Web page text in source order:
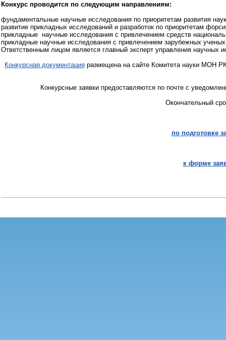
Конкурс проводится по следующим направлениям:
фундаментальные научные исследования по приоритетам развития
развитие прикладных исследований и разработок по приоритетам
прикладные научные исследования с привлечением средств
прикладные научные исследования с привлечением зарубежных
Ответственным лицом является главный эксперт управления научных
Конкурсная документация размещена на сайте Комитета науки МОН
Конкурсные заявки предоставляются по почте с
Окончательный
по подготовке
к форме